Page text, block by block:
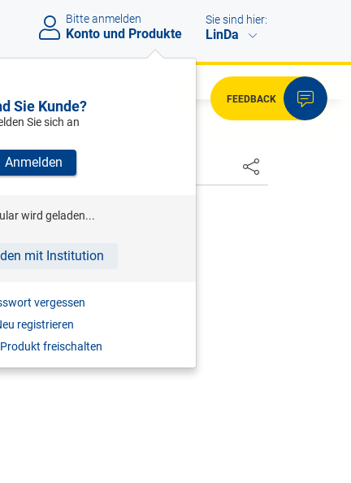
Bitte anmelden
Konto und Produkte
Sie Kunde?
Sie sich an
Anmelden
wird geladen...
mit Institution
vergessen
registrieren
freischalten
Sie sind hier:
LinDa
FEEDBACK